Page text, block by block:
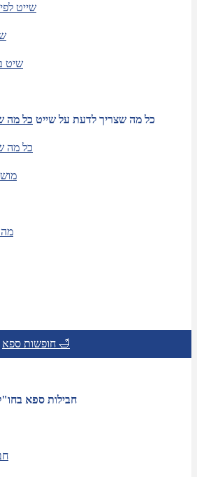
שייט
שיט
כל מה שצריך לדעת על שייט כל מה
כל מה
מה
חופשות ספא 🛁
חבילות ספא